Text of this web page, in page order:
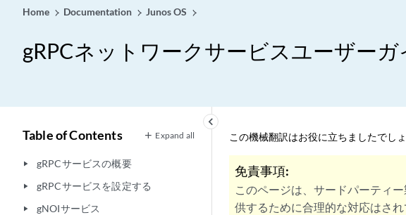
Home Documentation Junos OS
gRPCネットワークサービスユーザーガ
keyboard_arrow_left
Table of Contents Expand all
play_arrow gRPCサービスの概要
play_arrow gRPCサービスを設定する
play_arrow gNOIサービス
この機械翻訳はお役に立ちましたでし
免責事項:
このページは、サードパーティ
供するために合理的な対応はさ